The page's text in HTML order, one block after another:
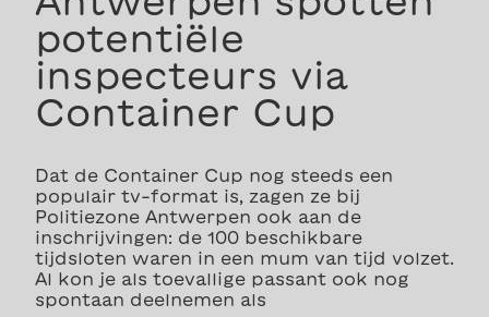
potentiële
inspecteurs via
Container Cup
Dat de Container Cup nog steeds een
populair tv-format is, zagen ze bij
Politiezone Antwerpen ook aan de
inschrijvingen: de 100 beschikbare
tijdsloten waren in een mum van tijd volzet.
Al kon je als toevallige passant ook nog
spontaan deelnemen als